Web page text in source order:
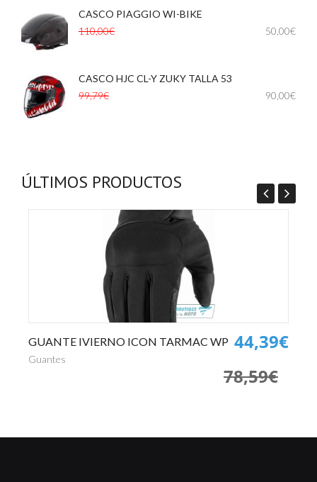
CASCO PIAGGIO WI-BIKE
110,00€
50,00€
CASCO HJC CL-Y ZUKY TALLA 53
99,79€
90,00€
ÚLTIMOS PRODUCTOS
GUANTE IVIERNO ICON TARMAC WP
Guantes
44,39€
78,59€